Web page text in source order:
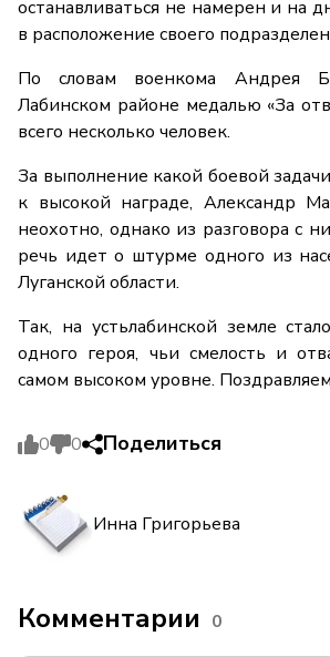
останавливаться не намерен и на
в расположение своего
По словам военкома Андрея
Лабинском районе медалью «За
всего несколько человек.
За выполнение какой боевой
к высокой награде, Александр
неохотно, однако из разговора с
речь идет о штурме одного из
Луганской области.
Так, на устьлабинской земле
одного героя, чьи смелость и
самом высоком уровне.
0 0 Поделиться
Инна Григорьева
Комментарии 0